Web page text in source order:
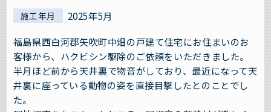
施工年月
2025年5月
福島県西白河郡矢吹町中畑の戸建て住宅にお住まいのお
客様から、ハクビシン駆除のご依頼をいただきました。
半月ほど前から天井裏で物音がしており、最近になって天
井裏に座っている動物の姿を直接目撃したとのことでし
た。